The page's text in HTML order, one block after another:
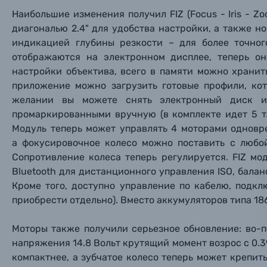
Тема
Ваш
Тема
Ваш
Вспышки для фотоаппаратов
Аксессуары для фото и видеокамер
Оптические приборы
Электроника
Материалы
Осветительное оборудование
Фотоальбомы
Вами с
Имя*
Номер
Наибольшие изменения получил FIZ (Focus - Iris -
диагональю 2.4" для удобства настройки, а также
индикацией глубины резкости – для более
отображаются на электронном дисплее, теперь
настройки объектива, всего в памяти можно
приложение можно загрузить готовые профили,
желании вы можете снять электронный диск и
промаркированными вручную (в комплекте идет 5
Модуль теперь может управлять 4 моторами
а фокусировочное колесо можно поставить с
Сопротивление колеса теперь регулируется. FIZ
Bluetooth для дистанционного управления ISO,
Кроме того, доступно управление по кабелю,
приобрести отдельно). Вместо аккумуляторов типа
Моторы также получили серьезное обновление:
напряжения 14.8 Вольт крутящий момент возрос с
компактнее, а зубчатое колесо теперь может
Тема
Ваш